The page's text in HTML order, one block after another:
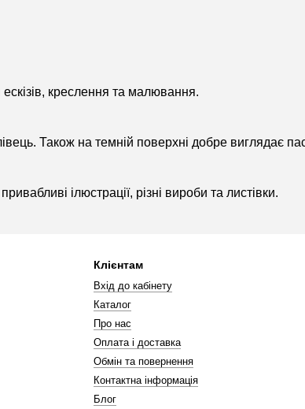
ескізів, креслення та малювання.
Також на темній поверхні добре виглядає
ілюстрації, різні вироби та листівки.
Клієнтам
Вхід до кабінету
Каталог
Про нас
Оплата і доставка
Обмін та повернення
Контактна інформація
Блог